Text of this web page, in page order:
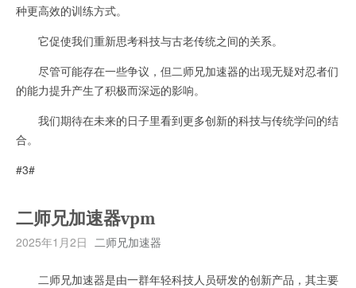
种更高效的训练方式。
它促使我们重新思考科技与古老传统之间的关系。
尽管可能存在一些争议，但二师兄加速器的出现无疑对忍者们
的能力提升产生了积极而深远的影响。
我们期待在未来的日子里看到更多创新的科技与传统学问的结
合。
#3#
二师兄加速器vpm
2025年1月2日 二师兄加速器
二师兄加速器是由一群年轻科技人员研发的创新产品，其主要